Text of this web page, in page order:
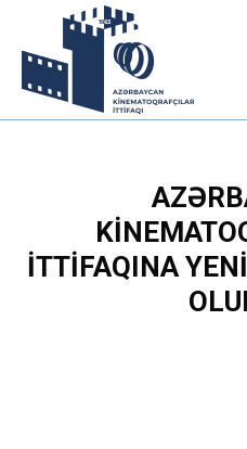
İTTIFAQINA